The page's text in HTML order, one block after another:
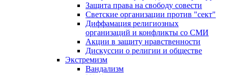
Защита права на свободу совести
Светские организации против "сект"
Диффамация религиозных
организаций и конфликты со СМИ
Акции в защиту нравственности
Дискуссии о религии и обществе
Экстремизм
Вандализм